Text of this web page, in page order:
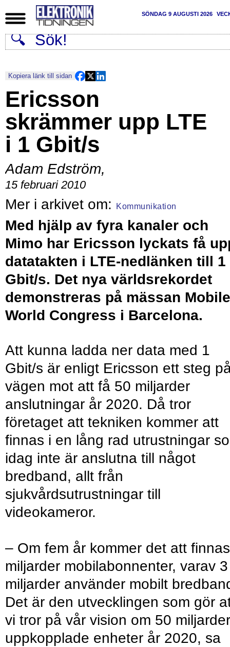
SÖNDAG 9 AUGUSTI 2026
Kopiera länk till sidan
Ericsson
skrämmer upp LTE
i 1 Gbit/s
Adam Edström,
15 februari 2010
Kommunikation
Med hjälp av fyra kanaler och
Mimo har Ericsson lyckats få
datatakten i LTE-nedlänken till 1
Gbit/s. Det nya världsrekordet
demonstreras på mässan Mobile
World Congress i Barcelona.
Att kunna ladda ner data med 1
Gbit/s är enligt Ericsson ett steg
vägen mot att få 50 miljarder
anslutningar år 2020. Då tror
företaget att tekniken kommer att
finnas i en lång rad utrustningar
idag inte är anslutna till något
bredband, allt från
sjukvårdsutrustningar till
videokameror.
– Om fem år kommer det att
miljarder mobilabonnenter, varav 3
miljarder använder mobilt
Det är den utvecklingen som gör
vi tror på vår vision om 50 miljarder
uppkopplade enheter år 2020, sa